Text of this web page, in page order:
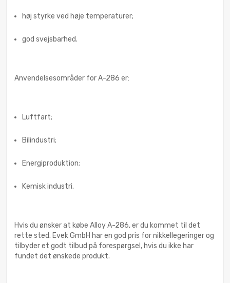
høj styrke ved høje temperaturer;
god svejsbarhed.
Anvendelsesområder for A-286 er:
Luftfart;
Bilindustri;
Energiproduktion;
Kemisk industri.
Hvis du ønsker at købe Alloy A-286, er du kommet til det
rette sted. Evek GmbH har en god pris for nikkellegeringer og
tilbyder et godt tilbud på forespørgsel, hvis du ikke har
fundet det ønskede produkt.